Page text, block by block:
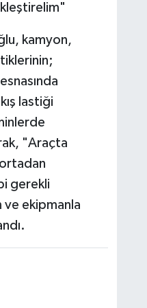
kamyon,
lastiği
"Araçta
ortadan
gerekli
ve ekipmanla